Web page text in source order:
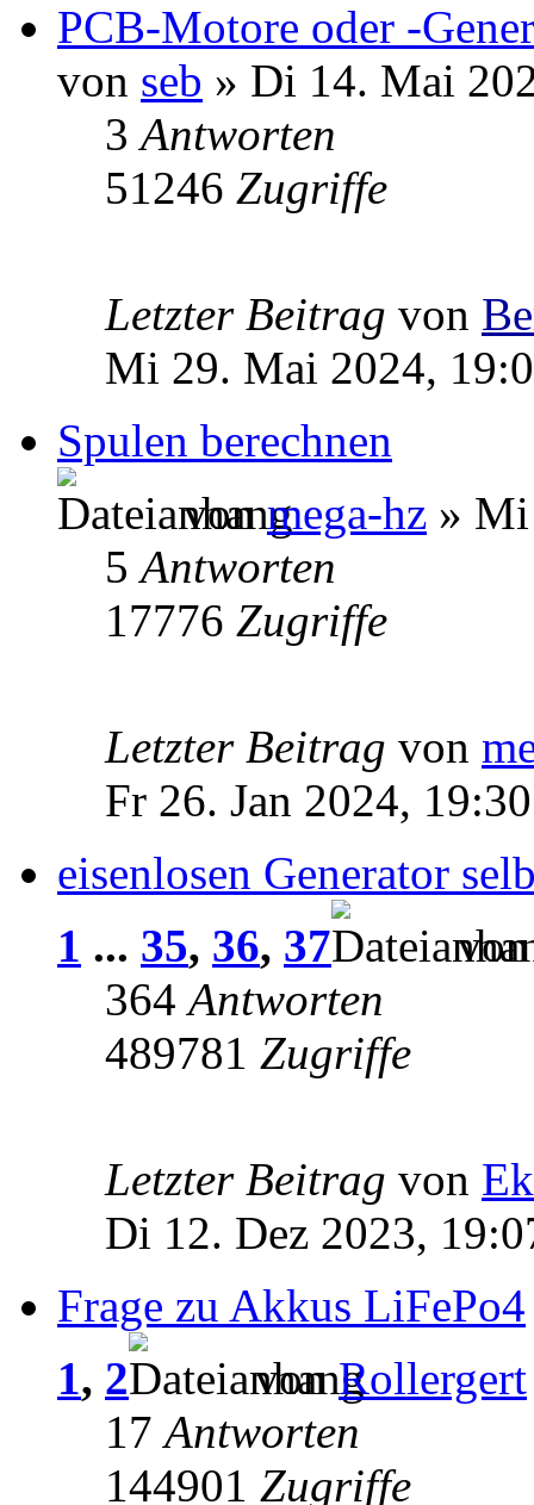
PCB-Motore oder -
von seb » Di 14. Mai
3Antworten
51246 Zugriffe
Letzter Beitrag von
Mi 29. Mai 2024,
Spulen berechnen
vonmega-hz » Mi
5Antworten
17776 Zugriffe
Letzter Beitrag von
Fr 26. Jan 2024, 19:30
eisenlosen Generator
1 ... 35, 36, 37
364Antworten
489781 Zugriffe
Letzter Beitrag von
Di 12. Dez 2023,
Frage zu Akkus LiFePo4
1, 2 vonRollergert
17Antworten
144901 Zugriffe